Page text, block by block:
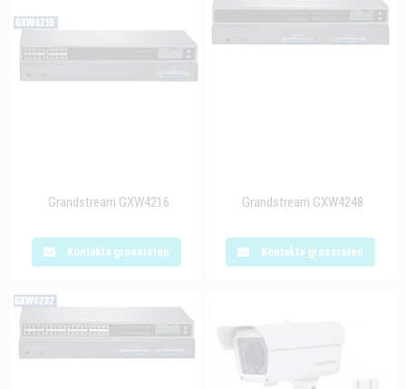
Grandstream GXW4216
Kontakta grossisten
Grandstream GXW4248
Kontakta grossisten